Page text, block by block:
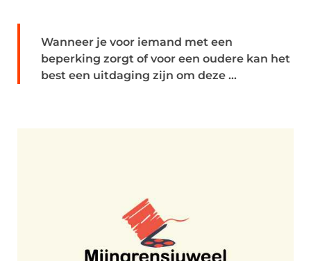
Wanneer je voor iemand met een
beperking zorgt of voor een oudere kan het
best een uitdaging zijn om deze ...